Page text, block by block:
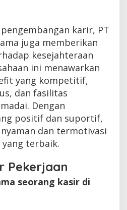
karir, PT
juga memberikan
kesejahteraan
ini menawarkan
yang kompetitif,
dan fasilitas
Dengan
positif dan suportif,
dan termotivasi
terbaik.
Pekerjaan
seorang kasir di